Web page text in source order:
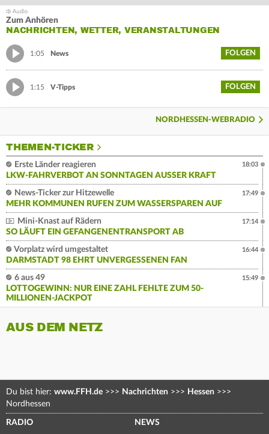
Zum Anhören
NACHRICHTEN, WETTER, VERANSTALTUNGEN
1:05 News FOLGEN
1:15 V-Tipps FOLGEN
NORDHESSEN-WEBRADIO
THEMEN-TICKER
Erste Länder reagieren
LKW-FAHRVERBOT AN SONNTAGEN AUSSER KRAFT
18:03
News-Ticker zur Hitzewelle
MEHR KOMMUNEN RUFEN ZUM WASSERSPAREN AUF
17:49
Mini-Knast auf Rädern
SO LÄUFT EIN GEFANGENENTRANSPORT AB
17:14
Vorplatz wird umgestaltet
DARMSTADT 98 EHRT UNVERGESSENEN FAN
16:44
6 aus 49
LOTTOGEWINN: NUR EINE ZAHL FEHLTE ZUM 50-
MILLIONEN-JACKPOT
15:49
AUS DEM NETZ
Du bist hier: www.FFH.de >>> Nachrichten >>> Hessen >>>
Nordhessen
RADIO NEWS